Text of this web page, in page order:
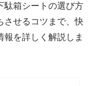
駄箱シートの選び方
させるコツまで、快
を詳しく解説しま